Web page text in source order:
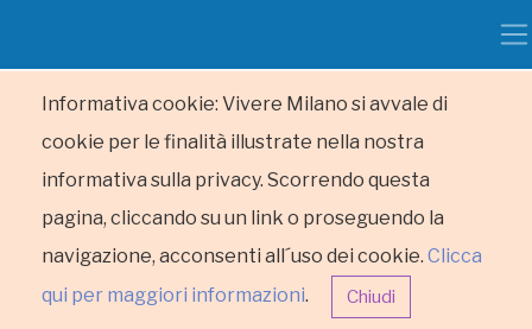
Informativa cookie: Vivere Milano si avvale di
cookie per le finalità illustrate nella nostra
informativa sulla privacy. Scorrendo questa
pagina, cliccando su un link o proseguendo la
navigazione, acconsenti all´uso dei cookie. Clicca
qui per maggiori informazioni. Chiudi